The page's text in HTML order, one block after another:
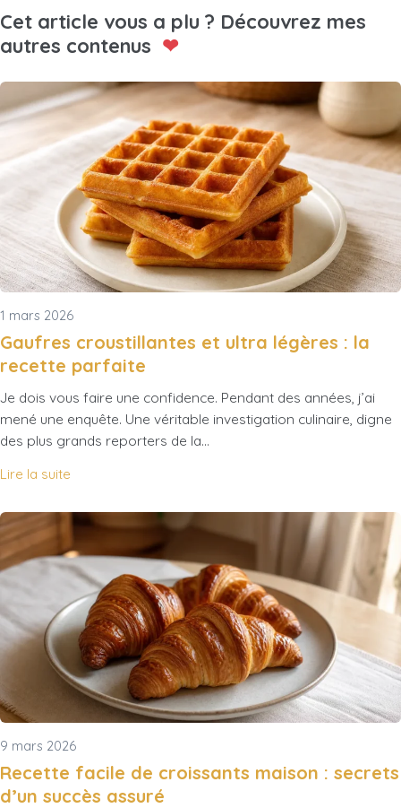
Cet article vous a plu ? Découvrez mes
autres contenus ❤
1 mars 2026
Gaufres croustillantes et ultra légères : la
recette parfaite
Je dois vous faire une confidence. Pendant des années, j’ai
mené une enquête. Une véritable investigation culinaire, digne
des plus grands reporters de la…
Lire la suite
9 mars 2026
Recette facile de croissants maison : secrets
d’un succès assuré